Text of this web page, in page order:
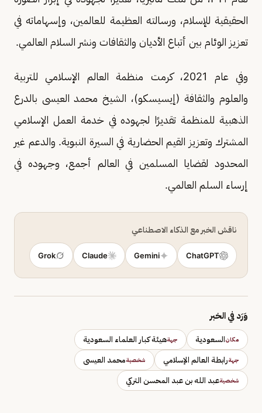
الحقيقية للإسلام، ورسالته العظيمة للعالمين، وإسهاماته في
تعزيز الوئام بين أتباع الأديان والثقافات ونشر السلام العالمي.
وفي عام 2021، كرمت منظمة العالم الإسلامي للتربية
والعلوم والثقافة (إيسيسكو)، الشيخ محمد العيسى بالدرع
الذهبية للمنظمة تقديرًا لجهوده في خدمة العمل الإسلامي
المشترك وتعزيز القيم الحضارية في السيرة النبوية. والدعم غير
المحدود لقضايا المسلمين في العالم أجمع، وجهوده في
إرساء السلم العالمي.
ناقش الخبر مع الذكاء الاصطناعي
ChatGPT
Gemini
Claude
Grok
وَرَد في الخبر
مكانالسعودية جهةهيئة كبار العلماء السعودية
جهةرابطة العالم الإسلامي شخصيةمحمد العيسى
شخصيةعبد الله بن عبد المحسن التركي